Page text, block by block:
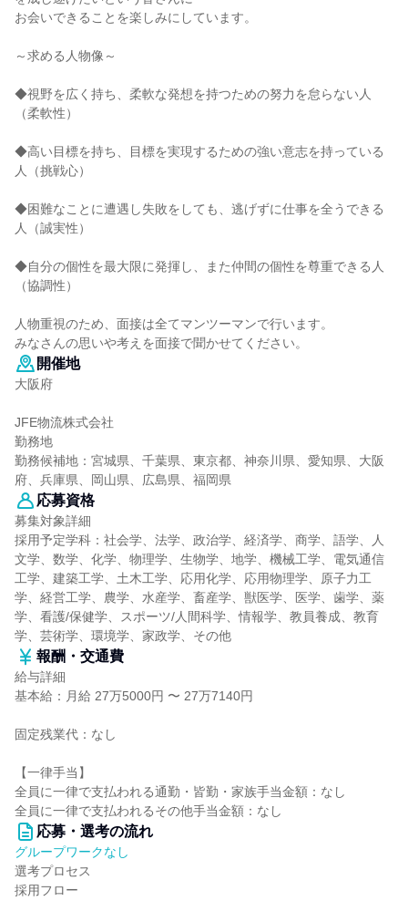
お会いできることを楽しみにしています。
～求める人物像～
◆視野を広く持ち、柔軟な発想を持つための努力を怠らない人
（柔軟性）
◆高い目標を持ち、目標を実現するための強い意志を持っている
人（挑戦心）
◆困難なことに遭遇し失敗をしても、逃げずに仕事を全うできる
人（誠実性）
◆自分の個性を最大限に発揮し、また仲間の個性を尊重できる人
（協調性）
人物重視のため、面接は全てマンツーマンで行います。
みなさんの思いや考えを面接で聞かせてください。
開催地
大阪府
JFE物流株式会社
勤務地
勤務候補地：宮城県、千葉県、東京都、神奈川県、愛知県、大阪
府、兵庫県、岡山県、広島県、福岡県
応募資格
募集対象詳細
採用予定学科：社会学、法学、政治学、経済学、商学、語学、人
文学、数学、化学、物理学、生物学、地学、機械工学、電気通信
工学、建築工学、土木工学、応用化学、応用物理学、原子力工
学、経営工学、農学、水産学、畜産学、獣医学、医学、歯学、薬
学、看護/保健学、スポーツ/人間科学、情報学、教員養成、教育
学、芸術学、環境学、家政学、その他
報酬・交通費
給与詳細
基本給：月給 27万5000円 〜 27万7140円
固定残業代：なし
【一律手当】
全員に一律で支払われる通勤・皆勤・家族手当金額：なし
全員に一律で支払われるその他手当金額：なし
応募・選考の流れ
グループワークなし
選考プロセス
採用フロー